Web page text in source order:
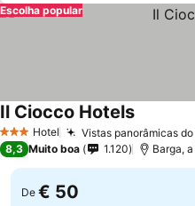
Escolha popular
3 EstrelasHotel Vistas panorâmicas
Il Ciocco Hotels
8,3 Muito boa 1.120 Barga,
De € 50